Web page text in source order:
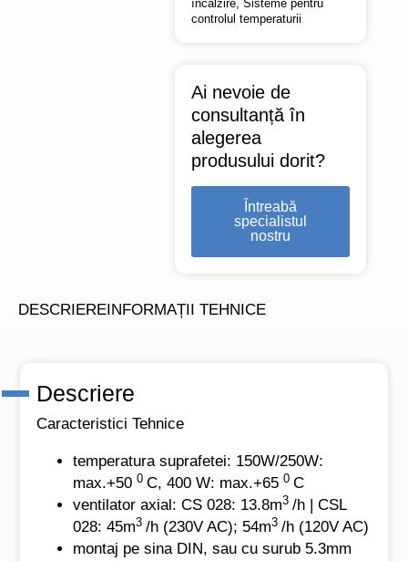
încălzire, Sisteme pentru
controlul temperaturii
Ai nevoie de
consultanță în
alegerea
produsului dorit?
Întreabă
specialistul
nostru
DESCRIEREINFORMAȚII TEHNICE
Descriere
Caracteristici Tehnice
temperatura suprafetei: 150W/250W:
max.+500 C, 400 W: max.+650 C
ventilator axial: CS 028: 13.8m3 /h | CSL
028: 45m3 /h (230V AC); 54m3 /h (120V AC)
montaj pe sina DIN, sau cu surub 5.3mm